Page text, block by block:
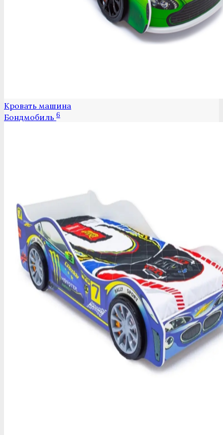
Кровать машина
Бондмобиль 6